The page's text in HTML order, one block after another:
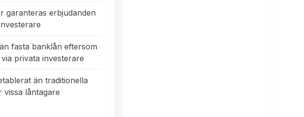
garanteras erbjudanden
fasta banklån eftersom
privata investerare
än traditionella
vissa låntagare